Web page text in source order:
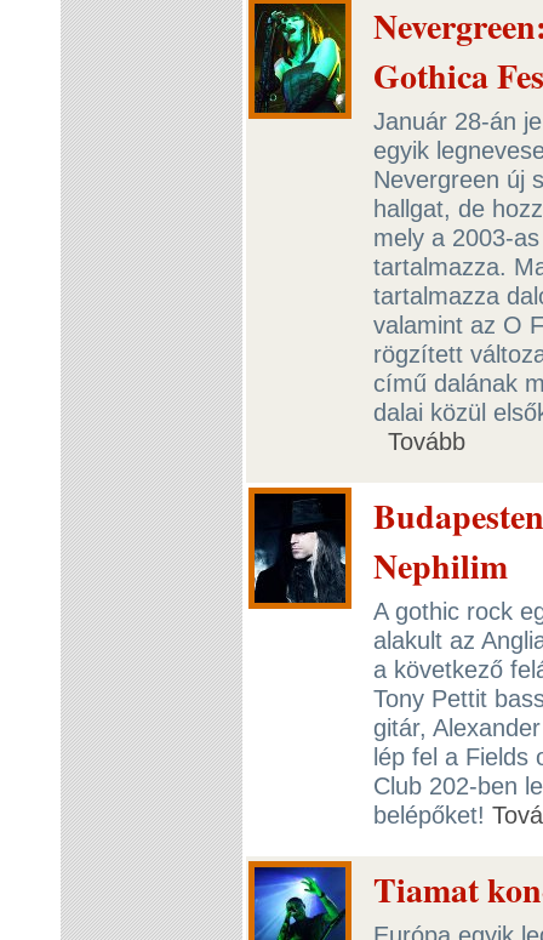
Gothica
Január 28-án
egyik
Nevergreen új
hallgat, de
mely a 2003-
tartalmazza.
tartalmazza
valamint az O
rögzített
című dalának
dalai közül
Tovább
Nephilim
A gothic rock
alakult az
a következő
Tony Pettit
gitár,
lép fel a Fields
Club 202-ben
belépőket!
Tiamat